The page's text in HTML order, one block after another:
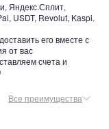
Яндекс.Сплит,
USDT, Revolut, Kaspi.
его вместе с
от вас
счета и
Все преимущества